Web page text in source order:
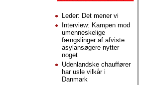
Leder: Det mener vi
Interview: Kampen mod
umenneskelige
fængslinger af afviste
asylansøgere nytter
noget
Udenlandske chauffører
har usle vilkår i
Danmark